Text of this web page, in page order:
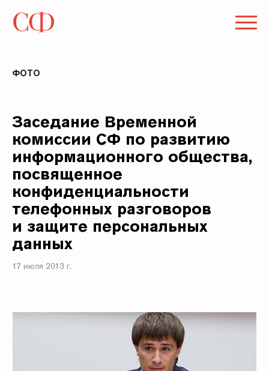
ФОТО
Заседание Временной
комиссии СФ по развитию
информационного общества,
посвященное
конфиденциальности
телефонных разговоров
и защите персональных
данных
17 июля 2013 г.